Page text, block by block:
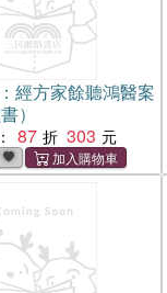
經方家餘聽鴻醫案
）
87 303